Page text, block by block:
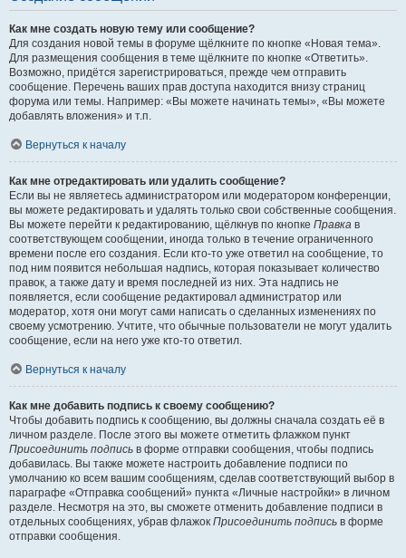
Как мне создать новую тему или сообщение?
Для создания новой темы в форуме щёлкните по кнопке «Новая тема».
Для размещения сообщения в теме щёлкните по кнопке «Ответить».
Возможно, придётся зарегистрироваться, прежде чем отправить
сообщение. Перечень ваших прав доступа находится внизу страниц
форума или темы. Например: «Вы можете начинать темы», «Вы можете
добавлять вложения» и т.п.
Вернуться к началу
Как мне отредактировать или удалить сообщение?
Если вы не являетесь администратором или модератором конференции,
вы можете редактировать и удалять только свои собственные сообщения.
Вы можете перейти к редактированию, щёлкнув по кнопке Правка в
соответствующем сообщении, иногда только в течение ограниченного
времени после его создания. Если кто-то уже ответил на сообщение, то
под ним появится небольшая надпись, которая показывает количество
правок, а также дату и время последней из них. Эта надпись не
появляется, если сообщение редактировал администратор или
модератор, хотя они могут сами написать о сделанных изменениях по
своему усмотрению. Учтите, что обычные пользователи не могут удалить
сообщение, если на него уже кто-то ответил.
Вернуться к началу
Как мне добавить подпись к своему сообщению?
Чтобы добавить подпись к сообщению, вы должны сначала создать её в
личном разделе. После этого вы можете отметить флажком пункт
Присоединить подпись в форме отправки сообщения, чтобы подпись
добавилась. Вы также можете настроить добавление подписи по
умолчанию ко всем вашим сообщениям, сделав соответствующий выбор в
параграфе «Отправка сообщений» пункта «Личные настройки» в личном
разделе. Несмотря на это, вы сможете отменить добавление подписи в
отдельных сообщениях, убрав флажок Присоединить подпись в форме
отправки сообщения.